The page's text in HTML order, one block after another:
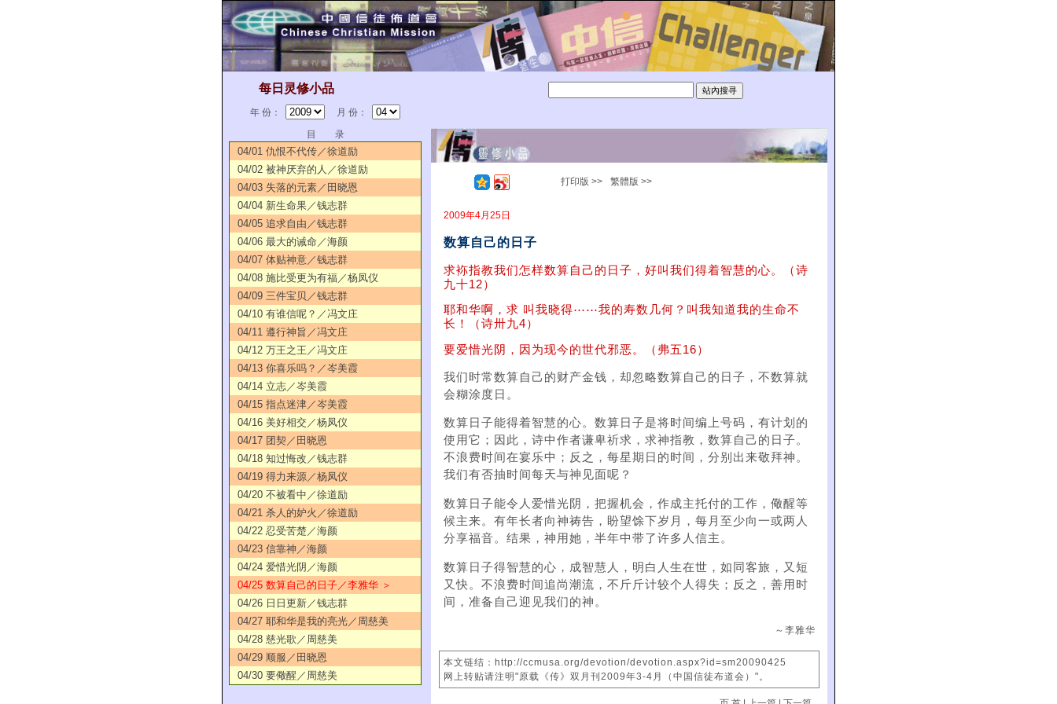
每日灵修小品
年 份：
月 份：
目 录
04/01 仇恨不代传／徐道励
04/02 被神厌弃的人／徐道励
04/03 失落的元素／田晓恩
04/04 新生命果／钱志群
04/05 追求自由／钱志群
04/06 最大的诫命／海颜
04/07 体贴神意／钱志群
04/08 施比受更为有福／杨凤仪
04/09 三件宝贝／钱志群
04/10 有谁信呢？／冯文庄
04/11 遵行神旨／冯文庄
04/12 万王之王／冯文庄
04/13 你喜乐吗？／岑美霞
04/14 立志／岑美霞
04/15 指点迷津／岑美霞
04/16 美好相交／杨凤仪
04/17 团契／田晓恩
04/18 知过悔改／钱志群
04/19 得力来源／杨凤仪
04/20 不被看中／徐道励
04/21 杀人的妒火／徐道励
04/22 忍受苦楚／海颜
04/23 信靠神／海颜
04/24 爱惜光阴／海颜
04/25 数算自己的日子／李雅华 ＞
04/26 日日更新／钱志群
04/27 耶和华是我的亮光／周慈美
04/28 慈光歌／周慈美
04/29 顺服／田晓恩
04/30 要儆醒／周慈美
打印版 >> 繁體版 >>
2009年4月25日
数算自己的日子
求袮指教我们怎样数算自己的日子，好叫我们得着智慧的心。（诗
九十12）
耶和华啊，求 叫我晓得⋯⋯我的寿数几何？叫我知道我的生命不
长！（诗卅九4）
要爱惜光阴，因为现今的世代邪恶。（弗五16）
我们时常数算自己的财产金钱，却忽略数算自己的日子，不数算就
会糊涂度日。
数算日子能得着智慧的心。数算日子是将时间编上号码，有计划的
使用它；因此，诗中作者谦卑祈求，求神指教，数算自己的日子。
不浪费时间在宴乐中；反之，每星期日的时间，分别出来敬拜神。
我们有否抽时间每天与神见面呢？
数算日子能令人爱惜光阴，把握机会，作成主托付的工作，儆醒等
候主来。有年长者向神祷告，盼望馀下岁月，每月至少向一或两人
分享福音。结果，神用她，半年中带了许多人信主。
数算日子得智慧的心，成智慧人，明白人生在世，如同客旅，又短
又快。不浪费时间追尚潮流，不斤斤计较个人得失；反之，善用时
间，准备自己迎见我们的神。
～李雅华
本文链结：http://ccmusa.org/devotion/devotion.aspx?id=sm20090425
网上转贴请注明"原载《传》双月刊2009年3-4月（中国信徒布道会）"。